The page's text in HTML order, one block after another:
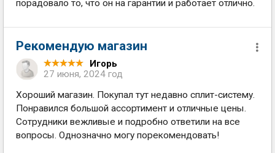
порадовало то, что он на гарантии и работает отлично.
Рекомендую магазин
Игорь
27 июня, 2024 год
Хороший магазин. Покупал тут недавно сплит-систему.
Понравился большой ассортимент и отличные цены.
Сотрудники вежливые и подробно ответили на все
вопросы. Однозначно могу порекомендовать!